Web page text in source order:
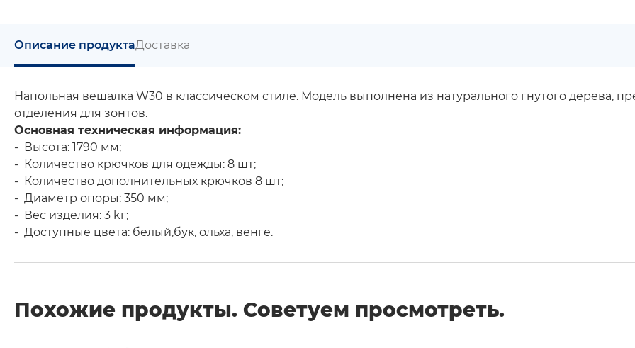
Описание продуктаДоставка
Напольная вешалка W30 в классическом стиле. Модель выполнена из натурального гнутого дерева,
отделения для зонтов.
Oсновная техническая информация:
- Высота: 1790 мм;
- Количество крючков для одежды: 8 шт;
- Количество дополнительных крючков 8 шт;
- Диаметр опоры: 350 мм;
- Вес изделия: 3 kг;
- Доступные цвета: белый,бук, ольха, венге.
Похожие продукты. Советуем просмотреть.